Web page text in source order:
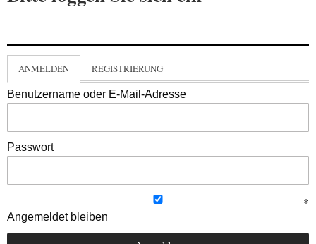
ANMELDEN REGISTRIERUNG
Benutzername oder E-Mail-Adresse
Passwort
Angemeldet bleiben